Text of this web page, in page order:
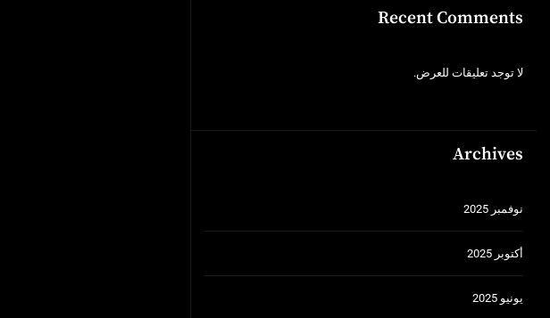
Recent Comments
لا توجد تعليقات للعرض.
Archives
نوفمبر 2025
أكتوبر 2025
يونيو 2025